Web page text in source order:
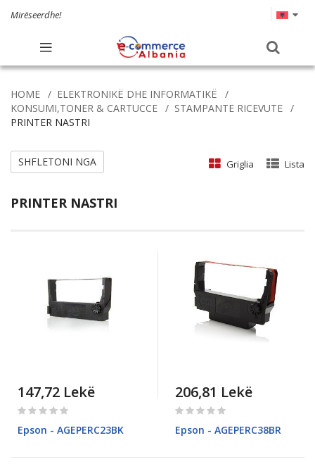
Mirëseerdhe!
HOME
ELEKTRONIKË DHE INFORMATIKË
KONSUMI,TONER & CARTUCCE
STAMPANTE RICEVUTE
PRINTER NASTRI
PRINTER NASTRI
Griglia Lista
147,72 Lekë
Rating:
Epson - AGEPERC23BK
206,81 Lekë
Rating:
Epson - AGEPERC38BR
SHFLETONI NGA